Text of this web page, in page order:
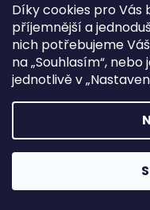
Díky cookies pro
příjemnější a
nich potřebujeme
na „Souhlasím“, nebo
jednotlivě v „